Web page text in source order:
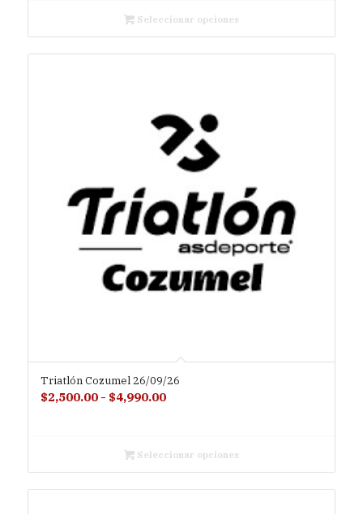
desde
$2,300.00
hasta
Seleccionar opciones
Triatlón Cozumel 26/09/26
$2,500.00 - $4,990.00Rango
desde
$2,500.00
hasta
Seleccionar opciones